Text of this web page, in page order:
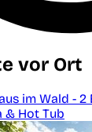
vor Ort
im Wald -
& Hot Tub